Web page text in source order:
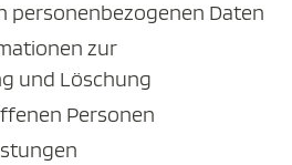
personenbezogenen Daten
zur
und Löschung
Personen